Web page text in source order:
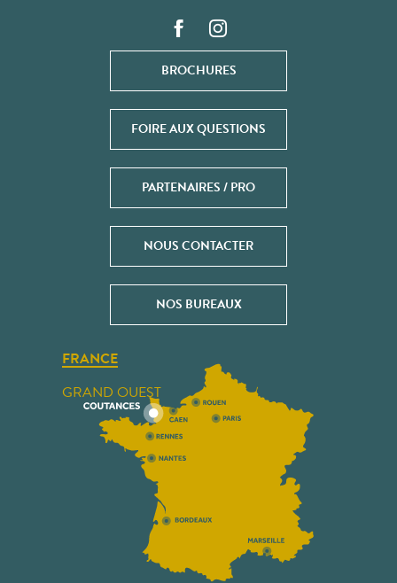
BROCHURES
FOIRE AUX QUESTIONS
PARTENAIRES / PRO
NOUS CONTACTER
NOS BUREAUX
FRANCE
GRAND OUEST